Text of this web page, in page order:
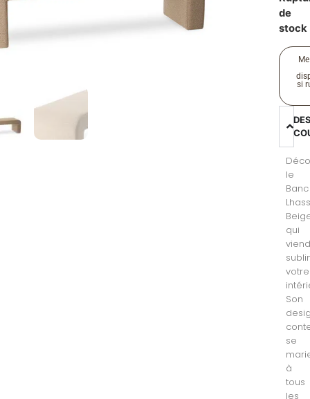
de
stock
si
le
Banc
qui
votre
Son
se
à
tous
les